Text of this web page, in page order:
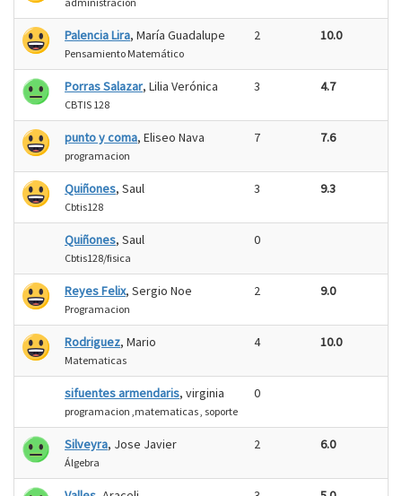
Palencia Lira, María Guadalupe
Pensamiento Matemático
2 10.0
Porras Salazar, Lilia Verónica
CBTIS 128
3 4.7
punto y coma, Eliseo Nava
programacion
7 7.6
Quiñones, Saul
Cbtis128
3 9.3
Quiñones, Saul
Cbtis128/fisica
0
Reyes Felix, Sergio Noe
Programacion
2 9.0
Rodriguez, Mario
Matematicas
4 10.0
sifuentes armendaris, virginia
programacion ,matematicas , soporte
0
Silveyra, Jose Javier
Álgebra
2 6.0